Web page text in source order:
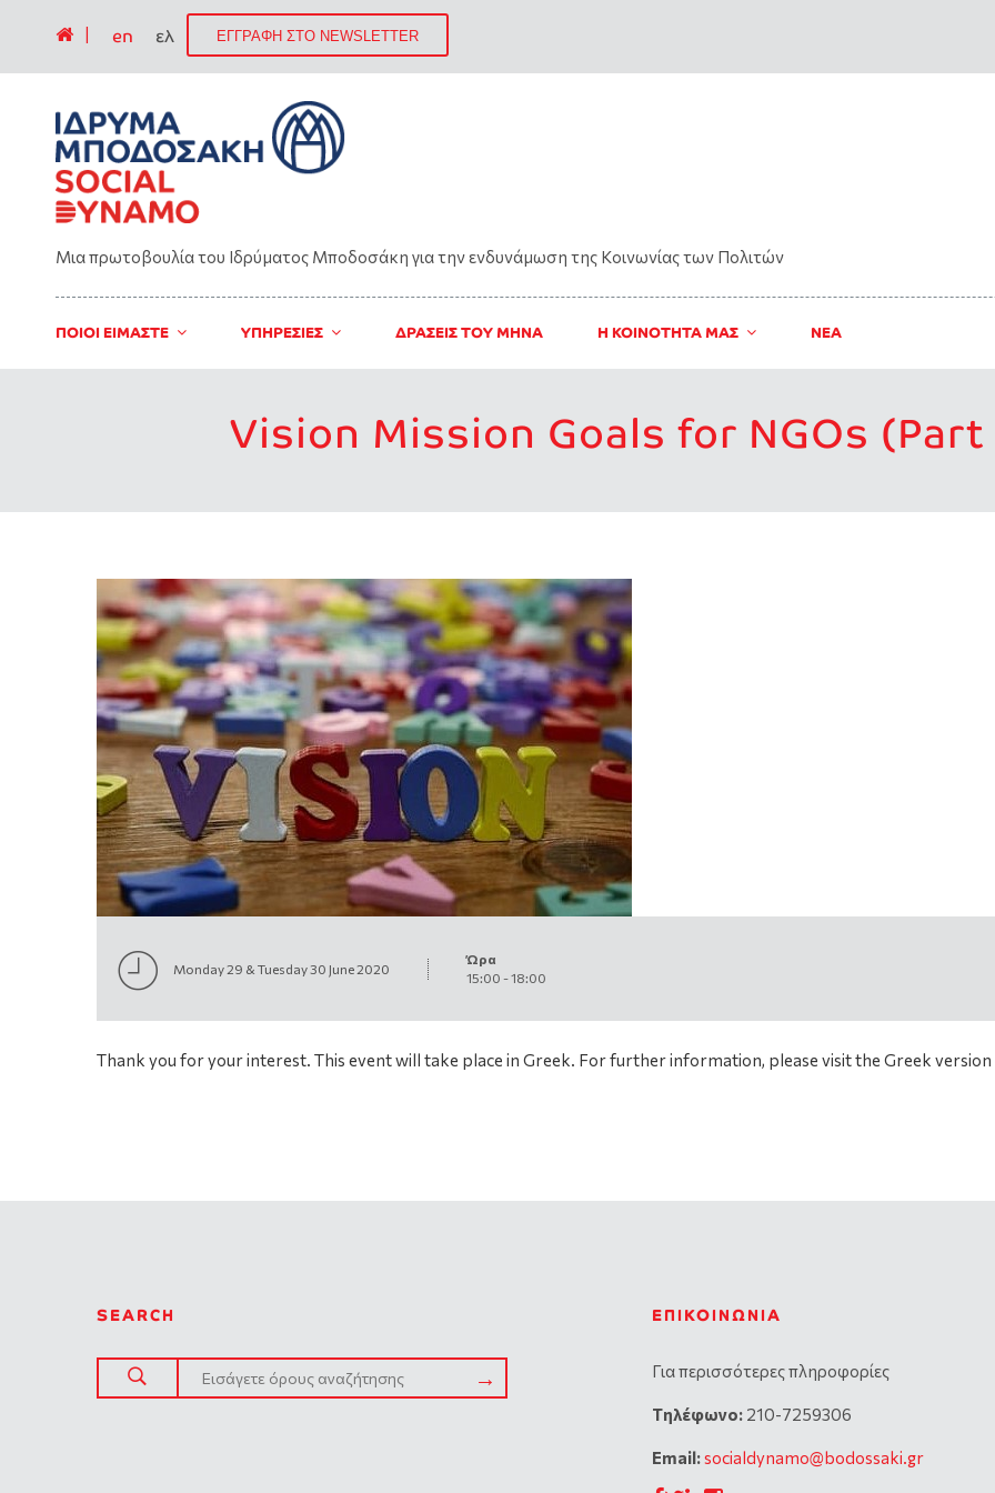
en ελ ΕΓΓΡΑΦΗ ΣΤΟ NEWSLETTER
Μια πρωτοβουλία του Ιδρύματος Μποδοσάκη για την ενδυνάμωση της Kοινωνίας των Πολιτών
ΠΟΙΟΙ ΕΙΜΑΣΤΕ ΥΠΗΡΕΣΙΕΣ ΔΡΑΣΕΙΣ ΤΟΥ ΜΗΝΑ Η ΚΟΙΝΟΤΗΤΑ ΜΑΣ ΝΈΑ
Vision Mission Goals for NGOs
Monday 29 & Tuesday 30 June 2020
Ώρα
15:00 -18:00
Thank you for your interest. This event will take place in Greek. For further information, please visit the Greek version
SEARCH ΕΠΙΚΟΙΝΩΝΊΑ
Για περισσότερες πληροφορίες
Tηλέφωνο: 210-7259306
Email:socialdynamo@bodossaki.gr